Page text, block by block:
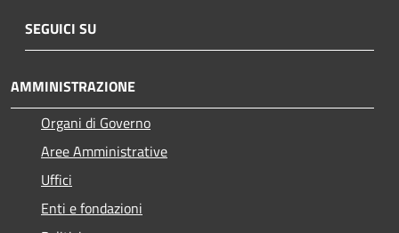
SEGUICI SU
AMMINISTRAZIONE
Organi di Governo
Aree Amministrative
Uffici
Enti e fondazioni